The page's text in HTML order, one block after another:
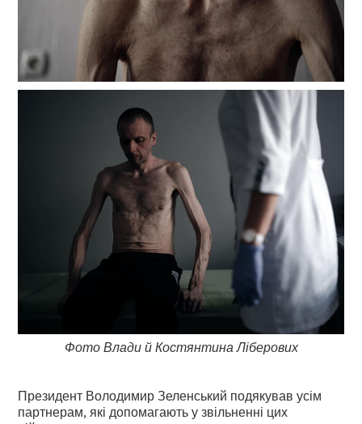
Фото Влади й Костянтина Ліберових
Президент Володимир Зеленський подякував усім
партнерам, які допомагають у звільненні цих